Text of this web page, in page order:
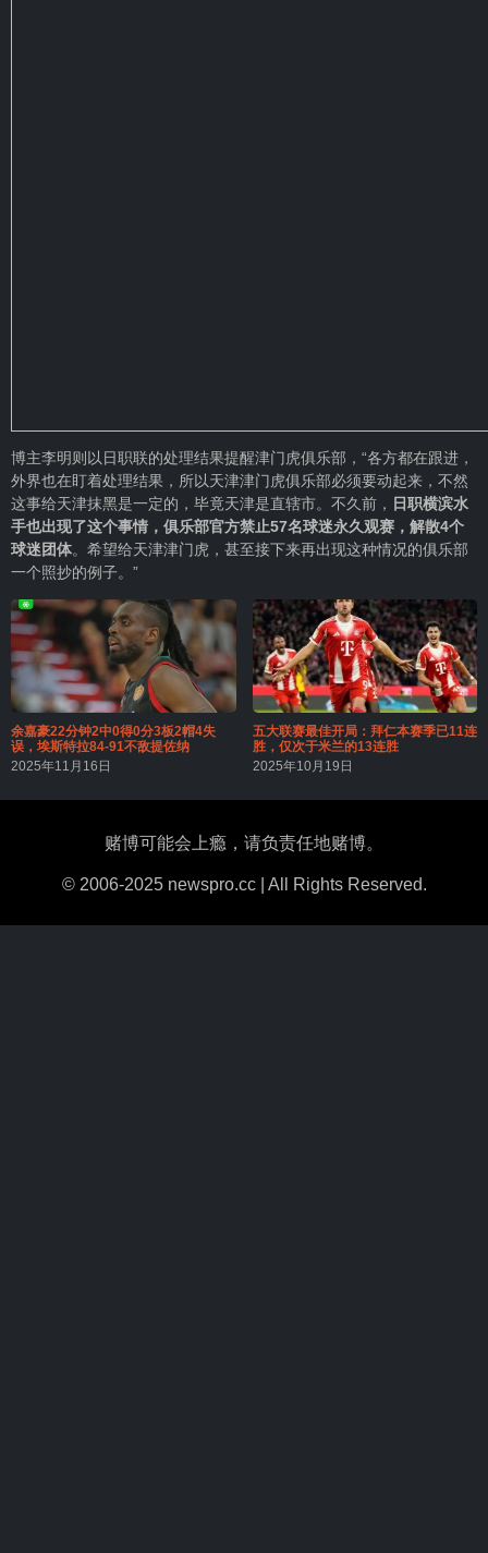
博主李明则以日职联的处理结果提醒津门虎俱乐部，“各方都在跟进，
外界也在盯着处理结果，所以天津津门虎俱乐部必须要动起来，不然
这事给天津抹黑是一定的，毕竟天津是直辖市。不久前， 日职横滨水
手也出现了这个事情，俱乐部官方禁止57名球迷永久观赛，解散4个
球迷团体。希望给天津津门虎，甚至接下来再出现这种情况的俱乐部
一个照抄的例子。”
余嘉豪22分钟2中0得0分3板2帽4失
误，埃斯特拉84-91不敌提佐纳
2025年11月16日
五大联赛最佳开局：拜仁本赛季已11连
胜，仅次于米兰的13连胜
2025年10月19日
赌博可能会上瘾，请负责任地赌博。
© 2006-2025 newspro.cc | All Rights Reserved.